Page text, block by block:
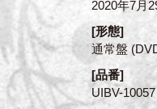
2020年7月
[形態]
通常盤
[品番]
UIBV-10057